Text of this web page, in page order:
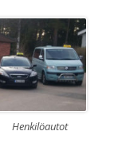
Henkilöautot